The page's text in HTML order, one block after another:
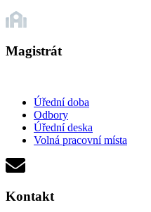
Magistrát
Úřední doba
Odbory
Úřední deska
Volná pracovní místa
Kontakt